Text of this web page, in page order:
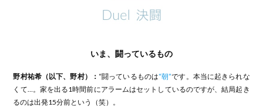
いま、闘っているもの
野村祐希（以下、野村）： “闘っているものは“朝”です。本当に起きられな
くて…。家を出る1時間前にアラームはセットしているのですが、結局起き
るのは出発15分前という（笑）。